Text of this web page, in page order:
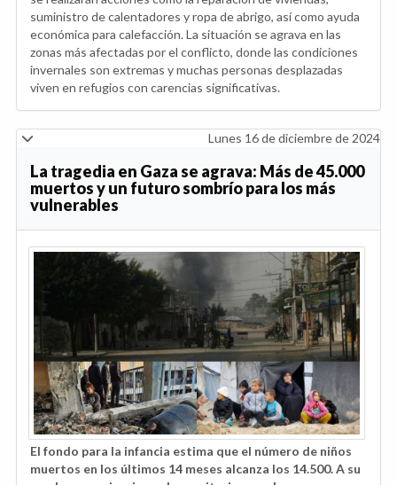
suministro de calentadores y ropa de abrigo, así como ayuda
económica para calefacción. La situación se agrava en las
zonas más afectadas por el conflicto, donde las condiciones
invernales son extremas y muchas personas desplazadas
viven en refugios con carencias significativas.
Lunes 16 de diciembre de 2024
La tragedia en Gaza se agrava: Más de 45.000
muertos y un futuro sombrío para los más
vulnerables
El fondo para la infancia estima que el número de niños
muertos en los últimos 14 meses alcanza los 14.500. A su